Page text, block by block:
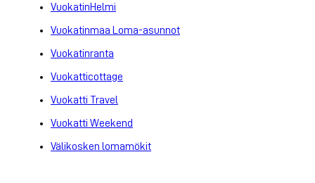
VuokatinHelmi
Vuokatinmaa Loma-asunnot
Vuokatinranta
Vuokatticottage
Vuokatti Travel
Vuokatti Weekend
Välikosken lomamökit